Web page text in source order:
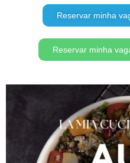
Reservar minha
Reservar minha